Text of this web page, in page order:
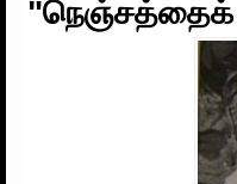
"நெஞ்சத்தைக்